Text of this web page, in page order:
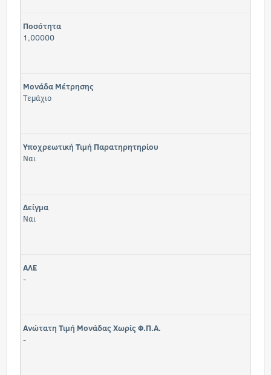
Ποσότητα
1,00000
Μονάδα Μέτρησης
Τεμάχιο
Υποχρεωτική Τιμή Παρατηρητηρίου
Ναι
Δείγμα
Ναι
ΑΛΕ
-
Ανώτατη Τιμή Μονάδας Χωρίς Φ.Π.Α.
-